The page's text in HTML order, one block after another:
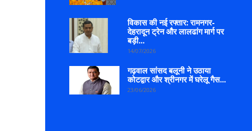
विकास की नई रफ्तार: रामनगर-
देहरादून ट्रेन और लालढांग मार्ग पर
बड़ी...
14/07/2026
गढ़वाल सांसद बलूनी ने उठाया
कोटद्वार और श्रीनगर में घरेलू गैस...
23/06/2026